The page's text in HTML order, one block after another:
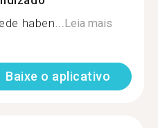
haben...Leia mais
Baixe o aplicativo